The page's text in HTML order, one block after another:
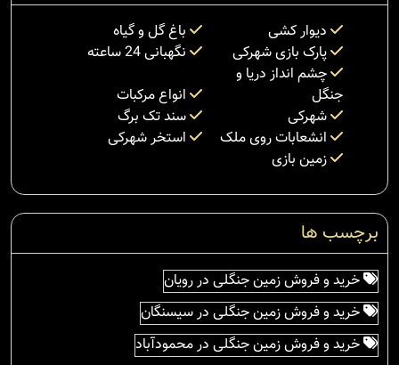
دیوار کشی
باغ گل و گیاه
پارک بازی شهرکی
نگهبانی 24 ساعته
چشم انداز دریا و
جنگل
انواع مرکبات
شهرکی
سند تک برگ
انشعابات روی ملک
استخر شهرکی
زمین بازی
برچسب ها
خرید و فروش زمین جنگلی در رویان
خرید و فروش زمین جنگلی در سیسنگان
خرید و فروش زمین جنگلی در محمودآباد